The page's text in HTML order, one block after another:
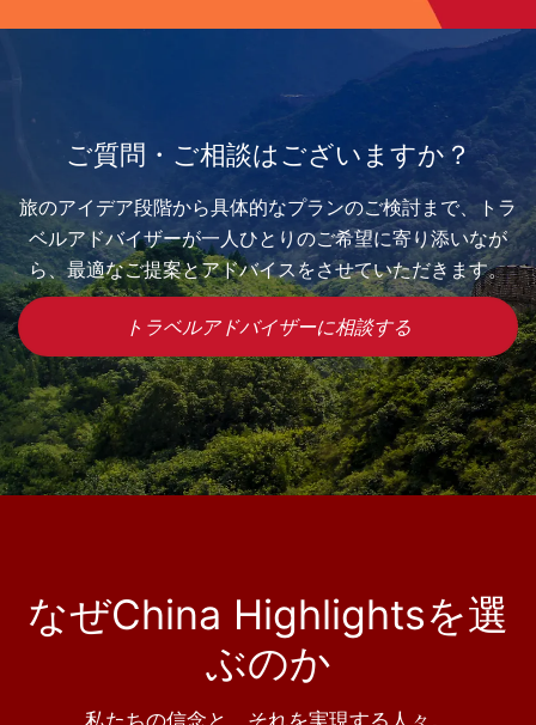
ご質問・ご相談はございますか？
旅のアイデア段階から具体的なプランのご検討まで、トラ
ベルアドバイザーが一人ひとりのご希望に寄り添いなが
ら、最適なご提案とアドバイスをさせていただきます。
トラベルアドバイザーに相談する
なぜChina Highlightsを選
ぶのか
私たちの信念と、それを実現する人々。